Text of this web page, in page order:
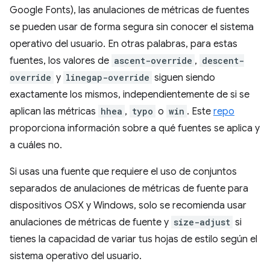
Google Fonts), las anulaciones de métricas de fuentes
se pueden usar de forma segura sin conocer el sistema
operativo del usuario. En otras palabras, para estas
fuentes, los valores de ascent-override , descent-
override y linegap-override siguen siendo
exactamente los mismos, independientemente de si se
aplican las métricas hhea , typo o win . Este repo
proporciona información sobre a qué fuentes se aplica y
a cuáles no.
Si usas una fuente que requiere el uso de conjuntos
separados de anulaciones de métricas de fuente para
dispositivos OSX y Windows, solo se recomienda usar
anulaciones de métricas de fuente y size-adjust si
tienes la capacidad de variar tus hojas de estilo según el
sistema operativo del usuario.